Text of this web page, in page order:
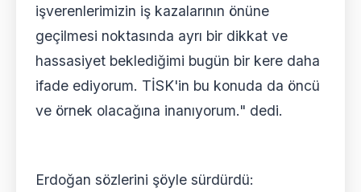
işverenlerimizin iş kazalarının önüne
geçilmesi noktasında ayrı bir dikkat ve
hassasiyet beklediğimi bugün bir kere daha
ifade ediyorum. TİSK'in bu konuda da öncü
ve örnek olacağına inanıyorum." dedi.
Erdoğan sözlerini şöyle sürdürdü: